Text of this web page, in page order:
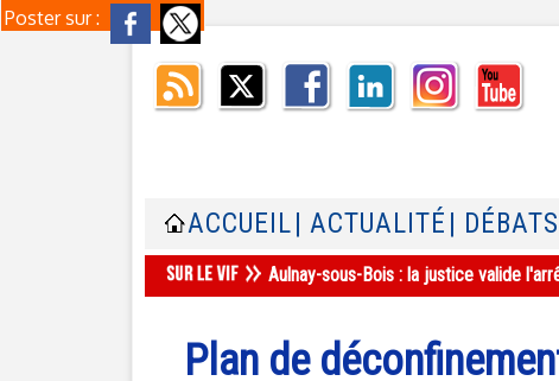
Poster sur :
ACCUEIL | ACTUALITÉ | DÉBATS
Aulnay-sous-Bois : la justice valide
Plan de